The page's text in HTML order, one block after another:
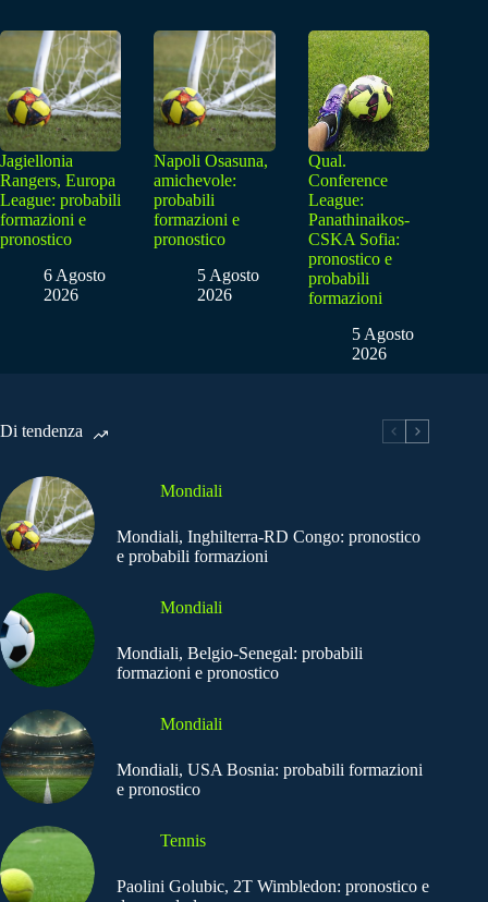
Jagiellonia
Rangers, Europa
League: probabili
formazioni e
pronostico
6 Agosto
2026
Napoli Osasuna,
amichevole:
probabili
formazioni e
pronostico
5 Agosto
2026
Qual.
Conference
League:
Panathinaikos-
CSKA Sofia:
pronostico e
probabili
formazioni
5 Agosto
2026
Di tendenza
Mondiali
Mondiali, Inghilterra-RD Congo: pronostico
e probabili formazioni
Mondiali
Mondiali, Belgio-Senegal: probabili
formazioni e pronostico
Mondiali
Mondiali, USA Bosnia: probabili formazioni
e pronostico
Tennis
Paolini Golubic, 2T Wimbledon: pronostico e